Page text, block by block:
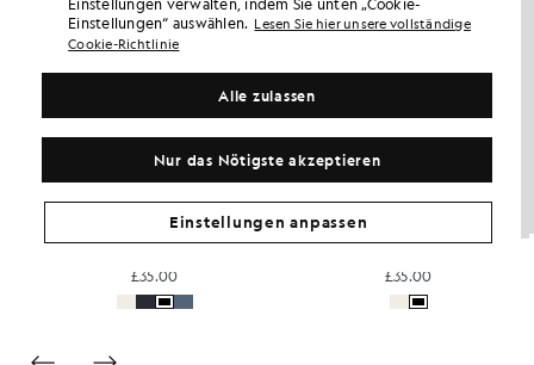
£35.00 £35.00
Einstellungen“ auswählen. Lesen Sie hier unsere vollständige
Cookie-Richtlinie
Nur das Nötigste akzeptieren
Alle zulassen
Einstellungen anpassen